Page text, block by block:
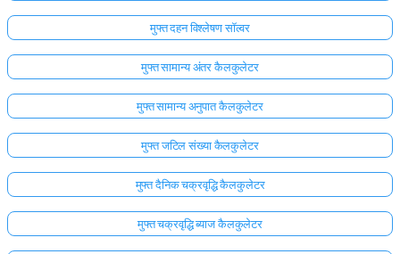
मुफ्त दहन विश्लेषण सॉल्वर
मुफ्त सामान्य अंतर कैलकुलेटर
मुफ्त सामान्य अनुपात कैलकुलेटर
मुफ्त जटिल संख्या कैलकुलेटर
मुफ्त दैनिक चक्रवृद्धि कैलकुलेटर
मुफ्त चक्रवृद्धि ब्याज कैलकुलेटर